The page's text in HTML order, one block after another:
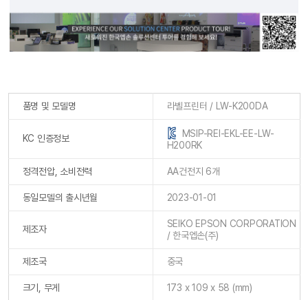
품명 및 모델명 라벨프린터 / LW-K200DA
KC 인증정보
MSIP-REI-EKL-EE-LW-
H200RK
정격전압, 소비전력 AA건전지 6개
동일모델의 출시년월 2023-01-01
제조자
SEIKO EPSON CORPORATION
/ 한국엡손(주)
제조국 중국
크기, 무게 173 x 109 x 58 (mm)